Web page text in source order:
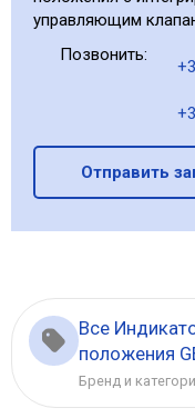
управляющим
Позвонить:
Отправить
Все
положения
Бренд и